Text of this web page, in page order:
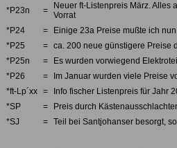
*P23n =
Neuer ft-Listenpreis März. Alles
Vorrat
*P24
=
Einige 23a Preise mußte ich
*P25
= ca. 200 neue günstigere Preise
*P25n
=
Es wurden vorwiegend
*P26
=
Im Januar wurden viele Preise
*ft-Lp´xx =
Info fischer Listenpreis für Jahr
*SP
=
Preis durch
*SJ
= Teil bei Santjohanser besorgt,